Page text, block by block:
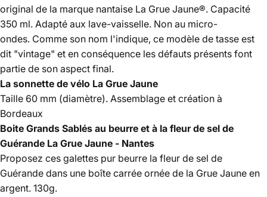
original de la marque nantaise La Grue Jaune®. Capacité
350 ml. Adapté aux lave-vaisselle. Non au micro-
ondes. Comme son nom l'indique, ce modèle de tasse est
dit "vintage" et en conséquence les défauts présents font
partie de son aspect final.
La sonnette de vélo La Grue Jaune
Taille 60 mm (diamètre). Assemblage et création à
Bordeaux
Boite Grands Sablés au beurre et à la fleur de sel de
Guérande La Grue Jaune - Nantes
Proposez ces galettes pur beurre la fleur de sel de
Guérande dans une boîte carrée ornée de la Grue Jaune en
argent. 130g.